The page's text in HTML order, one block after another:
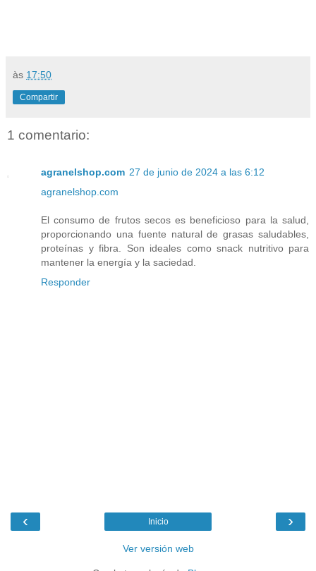
às 17:50
Compartir
1 comentario:
agranelshop.com 27 de junio de 2024 a las 6:12
agranelshop.com
El consumo de frutos secos es beneficioso para la salud,
proporcionando una fuente natural de grasas saludables,
proteínas y fibra. Son ideales como snack nutritivo para
mantener la energía y la saciedad.
Responder
‹ ›
Inicio
Ver versión web